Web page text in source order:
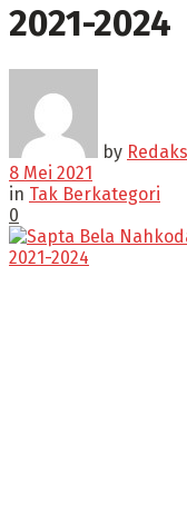
2021-2024
by
8 Mei 2021
in Tak Berkategori
0